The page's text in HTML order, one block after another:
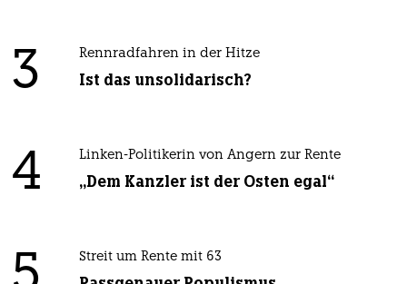
3 Rennradfahren in der Hitze
Ist das unsolidarisch?
4 Linken-Politikerin von Angern zur Rente
„Dem Kanzler ist der Osten egal“
Streit um Rente mit 63